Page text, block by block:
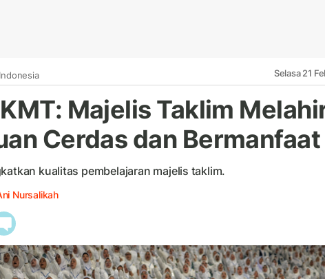
Indonesia Selasa 21
Majelis Taklim
Cerdas dan Bermanfaat
kualitas pembelajaran majelis taklim.
Nursalikah